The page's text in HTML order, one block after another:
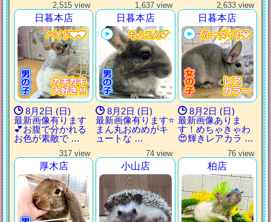
2,515 view
日暮本店
パイド🩶🖤
パイド🩶🖤
パイド🩶🖤
パイド🩶🖤
8月2日 (日)
最新画像有ります
💕お腹で分かれる
お色が素敵で …
1,637 view
日暮本店
ちょこん💕
ちょこん💕
ちょこん💕
ちょこん💕
8月2日 (日)
最新画像有ります⭐️
まん丸おめめがキ
ュートな …
2,633 view
日暮本店
ブルーダイヤ💎
ブルーダイヤ💎
ブルーダイヤ💎
ブルーダイヤ💎
8月2日 (日)
最新画像ありま
す！めちゃきゃわ
😍輝きレアカラ …
317 view
厚木店
74 view
小山店
76 view
柏店